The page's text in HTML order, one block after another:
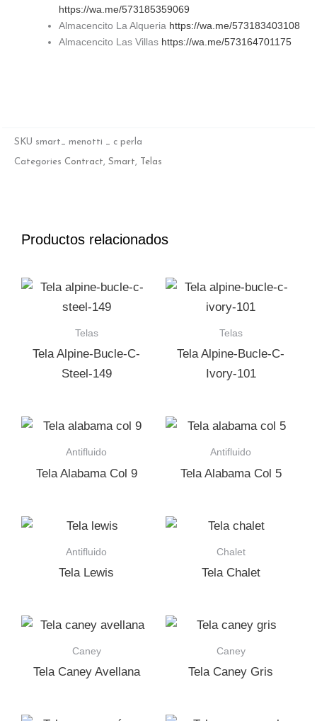
https://wa.me/573185359069
Almacencito La Alqueria https://wa.me/573183403108
Almacencito Las Villas https://wa.me/573164701175
SKU smart_ menotti _ c perla
Categories Contract, Smart, Telas
Productos relacionados
Telas
Tela Alpine-Bucle-C-
Steel-149
Telas
Tela Alpine-Bucle-C-
Ivory-101
Antifluido
Tela Alabama Col 9
Antifluido
Tela Alabama Col 5
Antifluido
Tela Lewis
Chalet
Tela Chalet
Caney
Tela Caney Avellana
Caney
Tela Caney Gris